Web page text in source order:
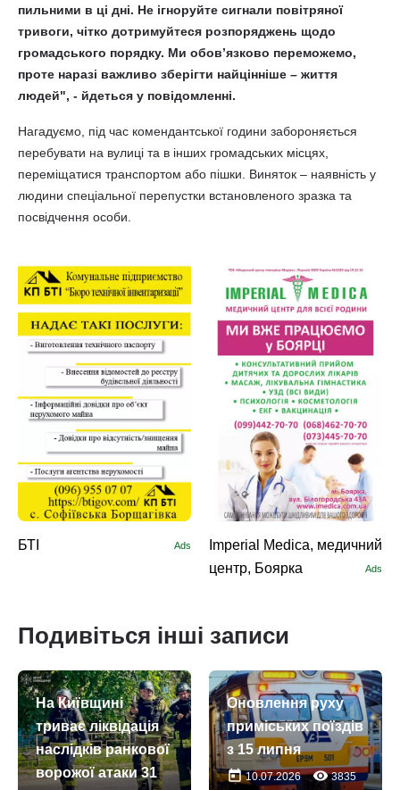
пильними в ці дні. Не ігноруйте сигнали повітряної
тривоги, чітко дотримуйтеся розпоряджень щодо
громадського порядку. Ми обов’язково переможемо,
проте наразі важливо зберігти найцінніше – життя
людей", - йдеться у повідомленні.
Нагадуємо, під час комендантської години забороняється
перебувати на вулиці та в інших громадських місцях,
переміщатися транспортом або пішки. Виняток – наявність у
людини спеціальної перепустки встановленого зразка та
посвідчення особи.
БТІ Ads
Imperial Medica, медичний
центр, Боярка
Ads
Подивіться інші записи
На Київщині
триває ліквідація
наслідків ранкової
ворожої атаки 31
Оновлення руху
приміських поїздів
з 15 липня
today10.07.2026 remove_red_eye3835